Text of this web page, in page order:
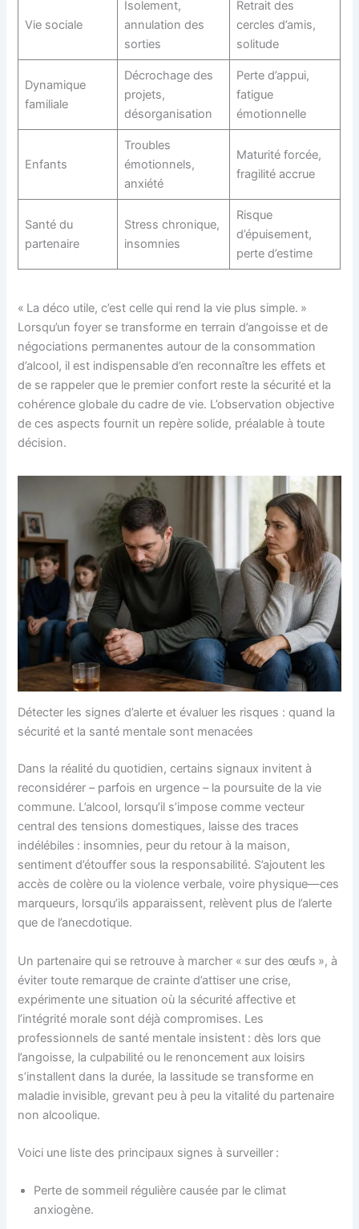
Vie sociale
Isolement,
annulation des
sorties
Retrait des
cercles d’amis,
solitude
Dynamique
familiale
Décrochage des
projets,
désorganisation
Perte d’appui,
fatigue
émotionnelle
Enfants
Troubles
émotionnels,
anxiété
Maturité forcée,
fragilité accrue
Santé du
partenaire
Stress chronique,
insomnies
Risque
d’épuisement,
perte d’estime
« La déco utile, c’est celle qui rend la vie plus simple. »
Lorsqu’un foyer se transforme en terrain d’angoisse et de
négociations permanentes autour de la consommation
d’alcool, il est indispensable d’en reconnaître les effets et
de se rappeler que le premier confort reste la sécurité et la
cohérence globale du cadre de vie. L’observation objective
de ces aspects fournit un repère solide, préalable à toute
décision.
Détecter les signes d’alerte et évaluer les risques : quand la
sécurité et la santé mentale sont menacées
Dans la réalité du quotidien, certains signaux invitent à
reconsidérer – parfois en urgence – la poursuite de la vie
commune. L’alcool, lorsqu’il s’impose comme vecteur
central des tensions domestiques, laisse des traces
indélébiles : insomnies, peur du retour à la maison,
sentiment d’étouffer sous la responsabilité. S’ajoutent les
accès de colère ou la violence verbale, voire physique—ces
marqueurs, lorsqu’ils apparaissent, relèvent plus de l’alerte
que de l’anecdotique.
Un partenaire qui se retrouve à marcher « sur des œufs », à
éviter toute remarque de crainte d’attiser une crise,
expérimente une situation où la sécurité affective et
l’intégrité morale sont déjà compromises. Les
professionnels de santé mentale insistent : dès lors que
l’angoisse, la culpabilité ou le renoncement aux loisirs
s’installent dans la durée, la lassitude se transforme en
maladie invisible, grevant peu à peu la vitalité du partenaire
non alcoolique.
Voici une liste des principaux signes à surveiller :
Perte de sommeil régulière causée par le climat
anxiogène.